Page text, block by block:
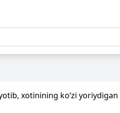
xotinining ko‘zi